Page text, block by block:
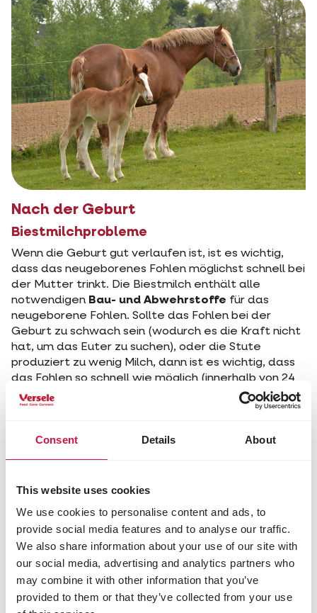
Consent Details About
This website uses cookies
We use cookies to personalise content and ads, to
provide social media features and to analyse our traffic.
We also share information about your use of our site with
our social media, advertising and analytics partners who
may combine it with other information that you’ve
provided to them or that they’ve collected from your use
Nach der Geburt
Biestmilchprobleme
Wenn die Geburt gut verlaufen ist, ist es wichtig,
dass das neugeborenes Fohlen möglichst schnell bei
der Mutter trinkt. Die Biestmilch enthält alle
notwendigen Bau- und Abwehrstoffe für das
neugeborene Fohlen. Sollte das Fohlen bei der
Geburt zu schwach sein (wodurch es die Kraft nicht
hat, um das Euter zu suchen), oder die Stute
produziert zu wenig Milch, dann ist es wichtig, dass
das Fohlen so schnell wie möglich (innerhalb von 24
Stunden!) einen
Biestersatz
bekommt.
Mängel in diesen ersten entscheidenden Stunden
Milchersatz für mutterlose Fohlen oder für die
entwickelt. Da Regelmäßigkeit beim Füttern für
Fohlen sehr wichtig ist, ist es empfohlen, dem
Ernährungsplan auf der Verpackung der Kunstmilch
sorgfältig zu folgen.
Nahrung für die säugende Stute
Während der Säugeperiode hat die Stute ein